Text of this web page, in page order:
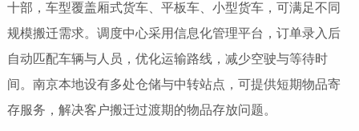
十部，车型覆盖厢式货车、平板车、小型货车，可满足不同
规模搬迁需求。调度中心采用信息化管理平台，订单录入后
自动匹配车辆与人员，优化运输路线，减少空驶与等待时
间。南京本地设有多处仓储与中转站点，可提供短期物品寄
存服务，解决客户搬迁过渡期的物品存放问题。